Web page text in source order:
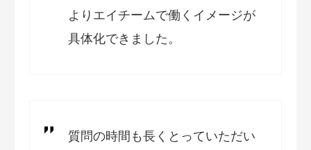
よりエイチームで働くイメージが
具体化できました。
質問の時間も長くとっていただい